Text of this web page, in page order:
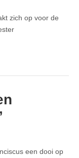
zich op voor de
een dooi op